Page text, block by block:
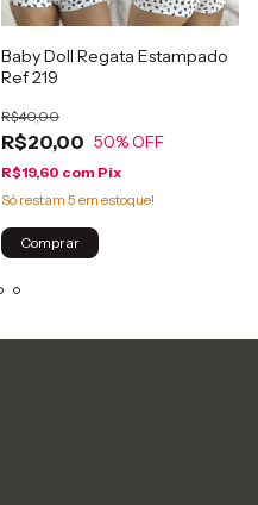
Baby Doll Regata Estampado
Ref 219
R$20,00
R$40,00
50% OFF
R$19,60 com Pix
Só restam 5 em estoque!
Comprar